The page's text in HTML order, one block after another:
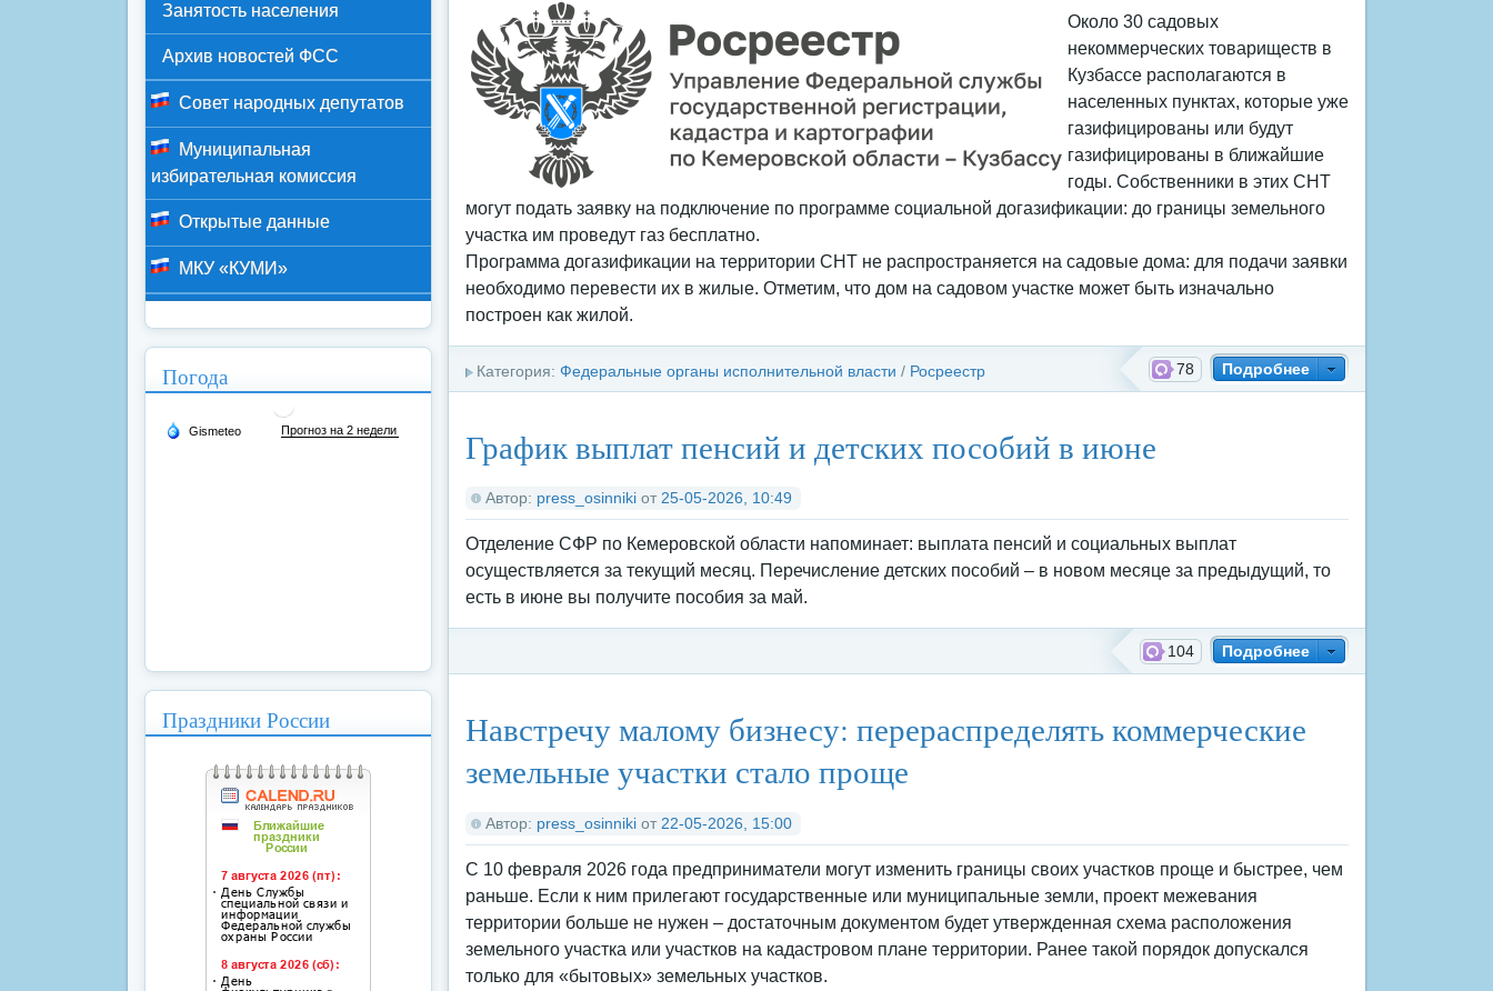
Около 30 садовых
некоммерческих товариществ в
Кузбассе располагаются в
населенных пунктах, которые уже
газифицированы или будут
газифицированы в ближайшие
годы. Собственники в этих СНТ
могут подать заявку на подключение по программе социальной догазификации: до границы земельного
участка им проведут газ бесплатно.
Программа догазификации на территории СНТ не распространяется на садовые дома: для подачи заявки
необходимо перевести их в жилые. Отметим, что дом на садовом участке может быть изначально
построен как жилой.
Подробнее
78
Категория: Федеральные органы исполнительной власти / Росреестр
График выплат пенсий и детских пособий в июне
Автор: press_osinniki от 25-05-2026, 10:49
Отделение СФР по Кемеровской области напоминает: выплата пенсий и социальных выплат
осуществляется за текущий месяц. Перечисление детских пособий – в новом месяце за предыдущий, то
есть в июне вы получите пособия за май.
Подробнее
104
Навстречу малому бизнесу: перераспределять коммерческие
земельные участки стало проще
Автор: press_osinniki от 22-05-2026, 15:00
С 10 февраля 2026 года предприниматели могут изменить границы своих участков проще и быстрее, чем
раньше. Если к ним прилегают государственные или муниципальные земли, проект межевания
территории больше не нужен – достаточным документом будет утвержденная схема расположения
земельного участка или участков на кадастровом плане территории. Ранее такой порядок допускался
только для «бытовых» земельных участков.
Занятость населения
Архив новостей ФСС
Совет народных депутатов
Муниципальная
избирательная комиссия
Открытые данные
МКУ «КУМИ»
Погода
Праздники России